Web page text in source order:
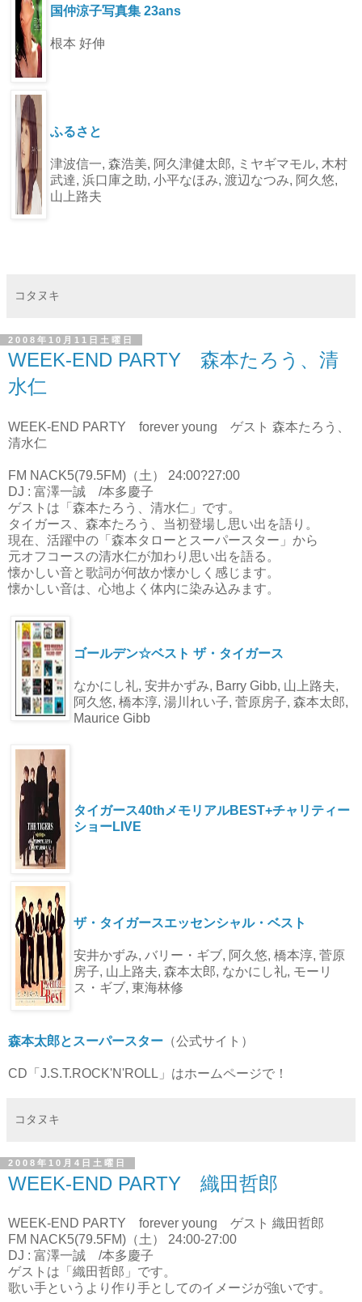
国仲涼子写真集 23ans
根本 好伸
ふるさと
津波信一, 森浩美, 阿久津健太郎, ミヤギマモル, 木村
武達, 浜口庫之助, 小平なほみ, 渡辺なつみ, 阿久悠,
山上路夫
コタヌキ
2008年10月11日土曜日
WEEK-END PARTY 森本たろう、清
水仁
WEEK-END PARTY forever young ゲスト 森本たろう、
清水仁
FM NACK5(79.5FM)（土） 24:00?27:00
DJ : 富澤一誠 /本多慶子
ゲストは「森本たろう、清水仁」です。
タイガース、森本たろう、当初登場し思い出を語り。
現在、活躍中の「森本タローとスーパースター」から
元オフコースの清水仁が加わり思い出を語る。
懐かしい音と歌詞が何故か懐かしく感じます。
懐かしい音は、心地よく体内に染み込みます。
ゴールデン☆ベスト ザ・タイガース
なかにし礼, 安井かずみ, Barry Gibb, 山上路夫,
阿久悠, 橋本淳, 湯川れい子, 菅原房子, 森本太郎,
Maurice Gibb
タイガース40thメモリアルBEST+チャリティー
ショーLIVE
ザ・タイガースエッセンシャル・ベスト
安井かずみ, バリー・ギブ, 阿久悠, 橋本淳, 菅原
房子, 山上路夫, 森本太郎, なかにし礼, モーリ
ス・ギブ, 東海林修
森本太郎とスーパースター （公式サイト）
CD「J.S.T.ROCK'N'ROLL」はホームページで！
コタヌキ
2008年10月4日土曜日
WEEK-END PARTY 織田哲郎
WEEK-END PARTY forever young ゲスト 織田哲郎
FM NACK5(79.5FM)（土） 24:00-27:00
DJ : 富澤一誠 /本多慶子
ゲストは「織田哲郎」です。
歌い手というより作り手としてのイメージが強いです。